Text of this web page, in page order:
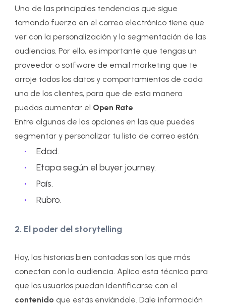
Una de las principales tendencias que sigue
tomando fuerza en el correo electrónico tiene que
ver con la personalización y la segmentación de las
audiencias. Por ello, es importante que tengas un
proveedor o sotfware de email marketing que te
arroje todos los datos y comportamientos de cada
uno de los clientes, para que de esta manera
puedas aumentar el Open Rate
Entre algunas de las opciones en las que puedes
segmentar y personalizar tu lista de correo están:
Edad.
Etapa según el buyer journey.
País.
Rubro.
2. El poder del storytelling
Hoy, las historias bien contadas son las que más
conectan con la audiencia. Aplica esta técnica para
que los usuarios puedan identificarse con el
contenido que estás enviándole. Dale información